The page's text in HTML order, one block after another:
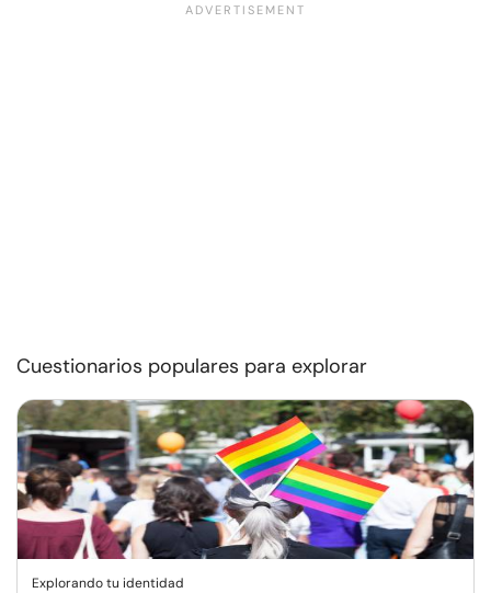
Cuestionarios populares para explorar
Explorando tu identidad